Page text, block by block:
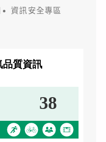
資訊安全專區